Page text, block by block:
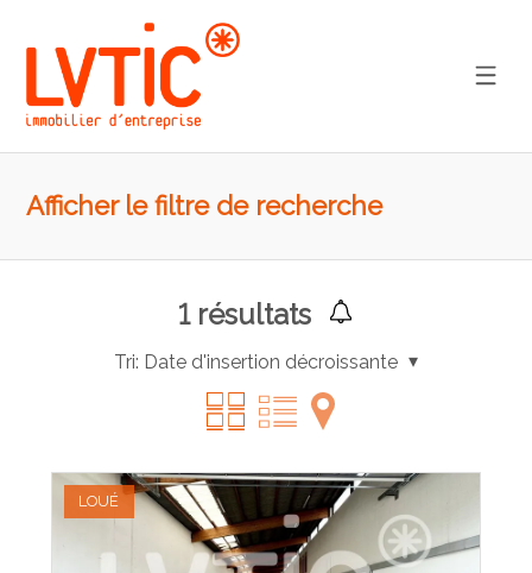
Afficher le filtre de recherche
1résultats
Tri: Date d'insertion décroissante
LOUÉ